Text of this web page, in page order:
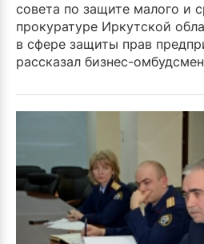
совета по защите малого и
прокуратуре Иркутской
в сфере защиты прав
рассказал бизнес-